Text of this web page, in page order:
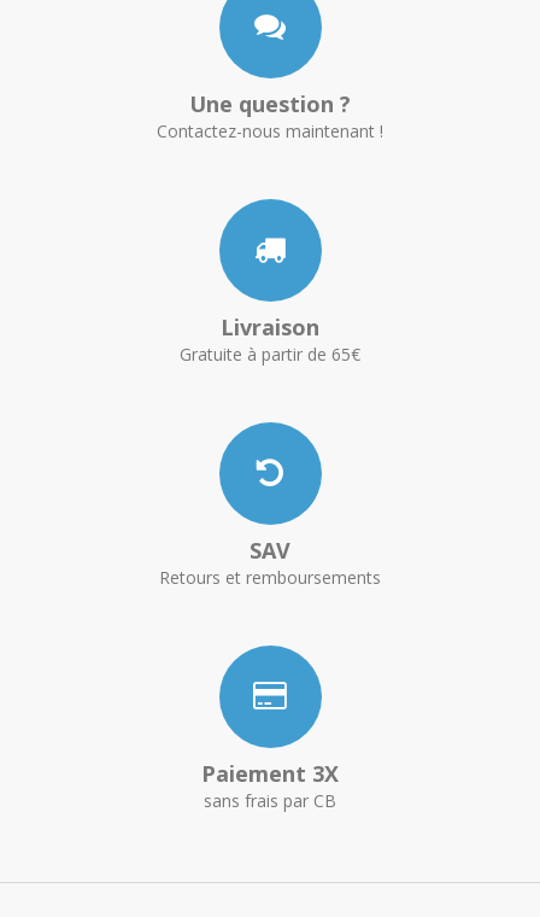
Une question ?
Contactez-nous maintenant !
Livraison
Gratuite à partir de 65€
SAV
Retours et remboursements
Paiement 3X
sans frais par CB